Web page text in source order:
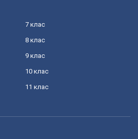
7 клас
8 клас
9 клас
10 клас
11 клас